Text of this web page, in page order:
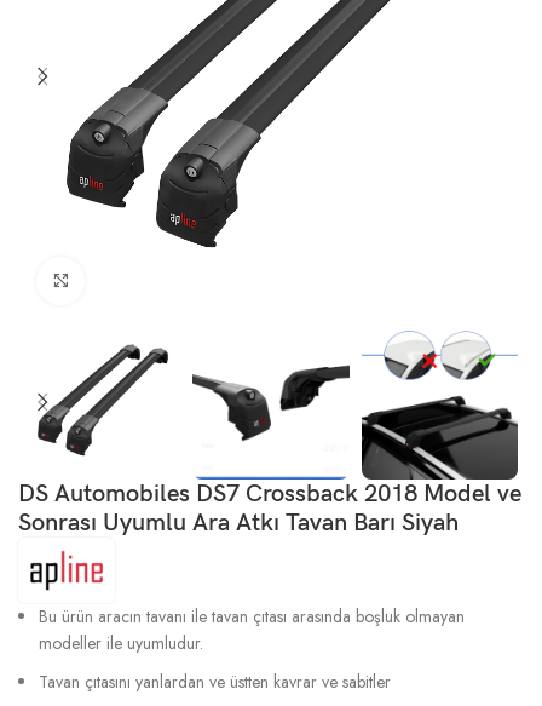
DS Automobiles DS7 Crossback 2018 Model ve
Sonrası Uyumlu Ara Atkı Tavan Barı Siyah
Bu ürün aracın tavanı ile tavan çıtası arasında boşluk olmayan
modeller ile uyumludur.
Tavan çıtasını yanlardan ve üstten kavrar ve sabitler